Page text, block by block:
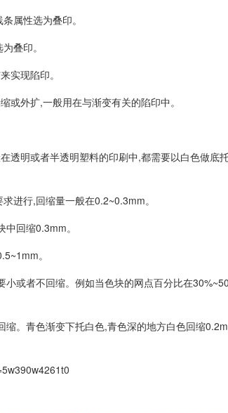
属性选为叠印。
叠印。
实现陷印。
或外扩,一般用在与渐变有关的陷印中。
透明或者半透明塑料的印刷中,都需要以白色做
进行,回缩量一般在0.2~0.3mm。
回缩0.3mm。
。
或者不回缩。例如当色块的网点百分比在
。青色渐变下托白色,青色深的地方白色回缩